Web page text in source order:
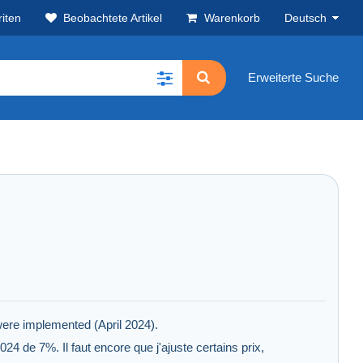
Beobachtete Artikel Warenkorb Deutsch
Erweiterte Suche
implemented (April 2024).
de 7%. Il faut encore que j'ajuste certains prix,